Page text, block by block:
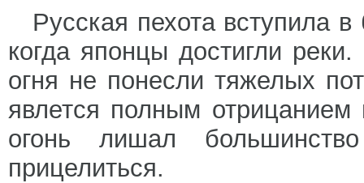
Русская пехота вступила
когда японцы достигли
огня не понесли тяжелых
явлется полным отрицанием
огонь лишал
прицелиться.